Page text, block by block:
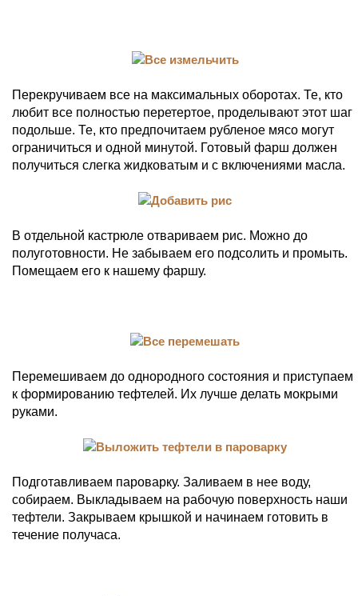
Перекручиваем все на максимальных оборотах. Те, кто
любит все полностью перетертое, проделывают этот шаг
подольше. Те, кто предпочитаем рубленое мясо могут
ограничиться и одной минутой. Готовый фарш должен
получиться слегка жидковатым и с включениями масла.
В отдельной кастрюле отвариваем рис. Можно до
полуготовности. Не забываем его подсолить и промыть.
Помещаем его к нашему фаршу.
Перемешиваем до однородного состояния и приступаем
к формированию тефтелей. Их лучше делать мокрыми
руками.
Подготавливаем пароварку. Заливаем в нее воду,
собираем. Выкладываем на рабочую поверхность наши
тефтели. Закрываем крышкой и начинаем готовить в
течение получаса.